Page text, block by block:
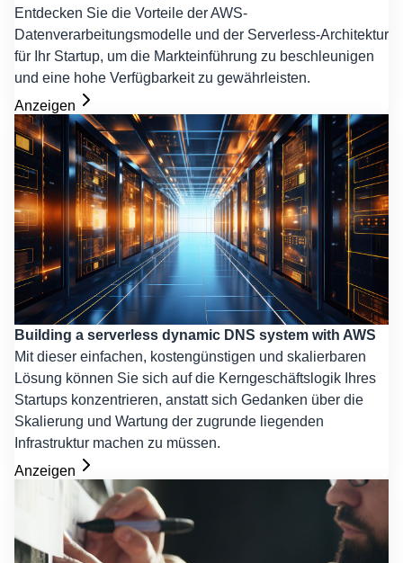
Entdecken Sie die Vorteile der AWS-
Datenverarbeitungsmodelle und der Serverless-Architektur
für Ihr Startup, um die Markteinführung zu beschleunigen
und eine hohe Verfügbarkeit zu gewährleisten.
Anzeigen
Building a serverless dynamic DNS system with AWS
Mit dieser einfachen, kostengünstigen und skalierbaren
Lösung können Sie sich auf die Kerngeschäftslogik Ihres
Startups konzentrieren, anstatt sich Gedanken über die
Skalierung und Wartung der zugrunde liegenden
Infrastruktur machen zu müssen.
Anzeigen